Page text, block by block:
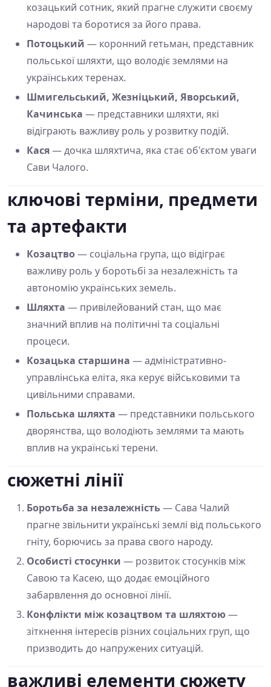
козацький сотник, який прагне служити своєму
народові та боротися за його права.
Потоцький — коронний гетьман, представник
польської шляхти, що володіє землями на
українських теренах.
Шмигельський, Жезніцький, Яворський,
Качинська — представники шляхти, які
відіграють важливу роль у розвитку подій.
Кася— дочка шляхтича, яка стає об'єктом уваги
Сави Чалого.
ключові терміни, предмети
та артефакти
Козацтво— соціальна група, що відіграє
важливу роль у боротьбі за незалежність та
автономію українських земель.
Шляхта — привілейований стан, що має
значний вплив на політичні та соціальні
процеси.
Козацька старшина — адміністративно-
управлінська еліта, яка керує військовими та
цивільними справами.
Польська шляхта — представники польського
дворянства, що володіють землями та мають
вплив на українські терени.
сюжетні лінії
Боротьба за незалежність— Сава Чалий
прагне звільнити українські землі від польського
гніту, борючись за права свого народу.
Особисті стосунки — розвиток стосунків між
Савою та Касею, що додає емоційного
забарвлення до основної лінії.
Конфлікти між козацтвом та шляхтою—
зіткнення інтересів різних соціальних груп, що
призводить до напружених ситуацій.
важливі елементи сюжету